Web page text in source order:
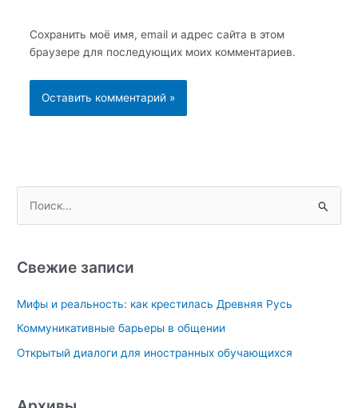
Сохранить моё имя, email и адрес сайта в этом
браузере для последующих моих комментариев.
с
:
Свежие записи
Мифы и реальность: как крестилась Древняя Русь
Коммуникативные барьеры в общении
Открытый диалоги для иностранных обучающихся